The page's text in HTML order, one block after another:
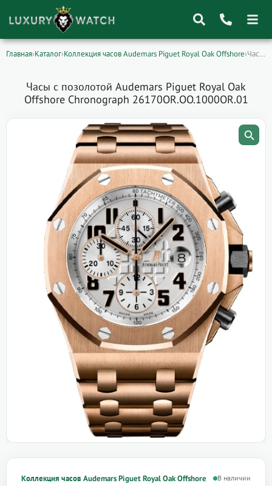
Главная›Каталог›Коллекция часов Audemars Piguet Royal Oak Offshore› Часы с позолотой Audemars Piguet Royal Oak…
Часы с позолотой Audemars Piguet Royal Oak
Offshore Chronograph 26170OR.OO.1000OR.01
Коллекция часов Audemars Piguet Royal Oak Offshore В наличии